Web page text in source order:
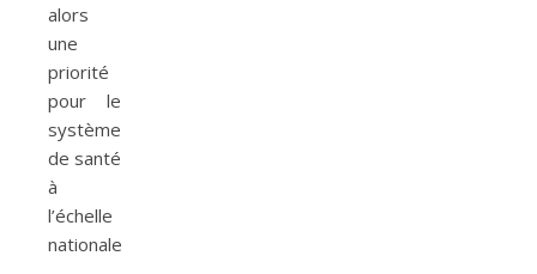
alors
une
priorité
pour le
système
de santé
à
l’échelle
nationale.